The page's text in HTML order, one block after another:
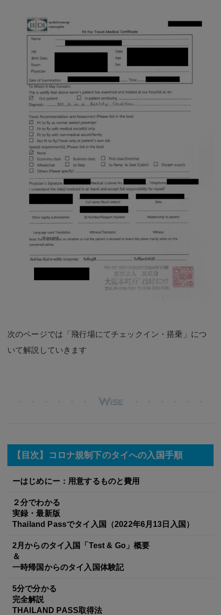
次のページでは「飛行場にてチェックイン・搭乗」につ
いて解説していきます
【目次】コロナ規制下のタイへの入国手順
ーはじめにー：用意するものと費用
２分でわかる
実録・最新版
Thailand Passでタイ入国（2022年6月13日入国）
2月からのタイ入国「Test & Go」概要
＆
一時帰国からのタイ入国体験記
5分で分かる
完全解説
THAILAND PASS取得法